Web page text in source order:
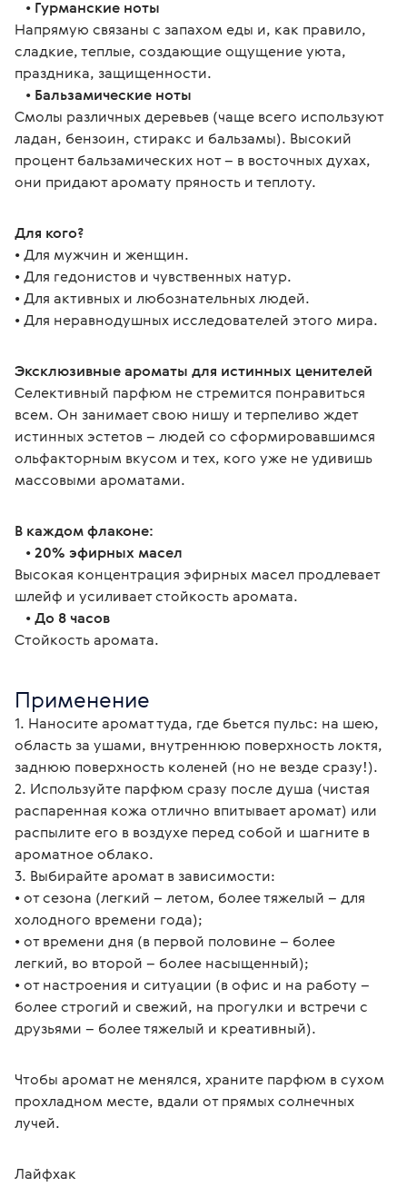
• Гурманские ноты
Напрямую связаны с запахом еды и, как правило,
сладкие, теплые, создающие ощущение уюта,
праздника, защищенности.
• Бальзамические ноты
Смолы различных деревьев (чаще всего используют
ладан, бензоин, стиракс и бальзамы). Высокий
процент бальзамических нот – в восточных духах,
они придают аромату пряность и теплоту.
Для кого?
• Для мужчин и женщин.
• Для гедонистов и чувственных натур.
• Для активных и любознательных людей.
• Для неравнодушных исследователей этого мира.
Эксклюзивные ароматы для истинных ценителей
Селективный парфюм не стремится понравиться
всем. Он занимает свою нишу и терпеливо ждет
истинных эстетов – людей со сформировавшимся
ольфакторным вкусом и тех, кого уже не удивишь
массовыми ароматами.
В каждом флаконе:
• 20% эфирных масел
Высокая концентрация эфирных масел продлевает
шлейф и усиливает стойкость аромата.
• До 8 часов
Стойкость аромата.
Применение
1. Наносите аромат туда, где бьется пульс: на шею,
область за ушами, внутреннюю поверхность локтя,
заднюю поверхность коленей (но не везде сразу!).
2. Используйте парфюм сразу после душа (чистая
распаренная кожа отлично впитывает аромат) или
распылите его в воздухе перед собой и шагните в
ароматное облако.
3. Выбирайте аромат в зависимости:
• от сезона (легкий – летом, более тяжелый – для
холодного времени года);
• от времени дня (в первой половине – более
легкий, во второй – более насыщенный);
• от настроения и ситуации (в офис и на работу –
более строгий и свежий, на прогулки и встречи с
друзьями – более тяжелый и креативный).
Чтобы аромат не менялся, храните парфюм в сухом
прохладном месте, вдали от прямых солнечных
лучей.
Лайфхак